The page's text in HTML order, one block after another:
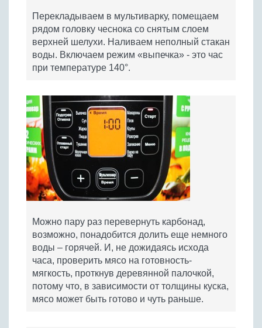
Перекладываем в мультиварку, помещаем
рядом головку чеснока со снятым слоем
верхней шелухи. Наливаем неполный стакан
воды. Включаем режим «выпечка» - это час
при температуре 140°.
Можно пару раз перевернуть карбонад,
возможно, понадобится долить еще немного
воды – горячей. И, не дожидаясь исхода
часа, проверить мясо на готовность-
мягкость, проткнув деревянной палочкой,
потому что, в зависимости от толщины куска,
мясо может быть готово и чуть раньше.